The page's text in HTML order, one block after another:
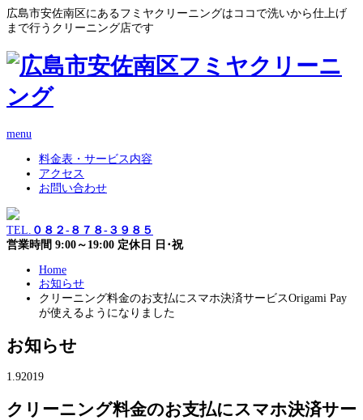
広島市安佐南区にあるフミヤクリーニングはココで洗いから仕上げ
まで行うクリーニング店です
menu
料金表・サービス内容
アクセス
お問い合わせ
TEL. ０８２-８７８-３９８５
営業時間 9:00～19:00 定休日 日･祝
Home
お知らせ
クリーニング料金のお支払にスマホ決済サービスOrigami Pay
が使えるようになりました
お知らせ
1.92019
クリーニング料金のお支払にスマホ決済サー